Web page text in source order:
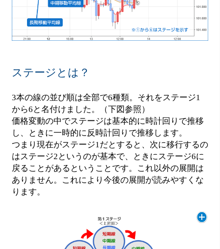
ステージとは？
3本の線の並び順は全部で6種類。それをステージ1
から6と名付けました。（下図参照）
価格変動の中でステージは基本的に時計回りで推移
し、ときに一時的に反時計回りで推移します。
つまり現在がステージ1だとすると、次に移行するの
はステージ2というのが基本で、ときにステージ6に
戻ることがあるということです。これ以外の展開は
ありません。これにより今後の展開が読みやすくな
ります。